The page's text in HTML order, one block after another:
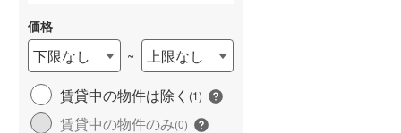
価格
下限なし ~
上限なし
賃貸中の物件は除く (1)
賃貸中の物件のみ(0)